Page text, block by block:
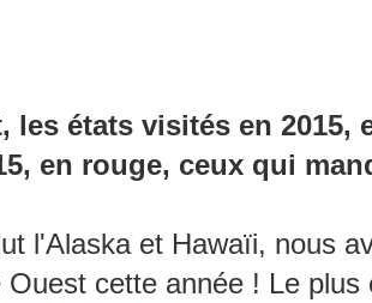
les états visités en 2015,
en rouge, ceux qui
l'Alaska et Hawaïi, nous
Ouest cette année ! Le